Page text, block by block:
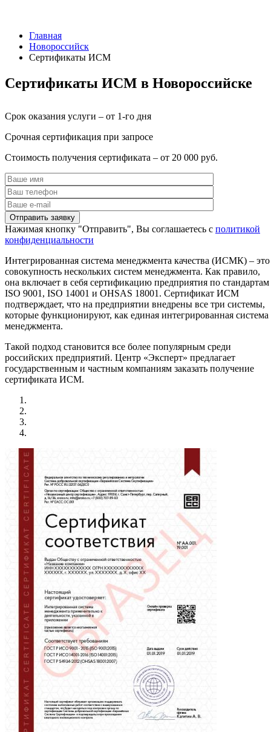
Главная
Новороссийск
Сертификаты ИСМ
Сертификаты ИСМ в Новороссийске
Срок оказания услуги – от 1-го дня
Срочная сертификация при запросе
Стоимость получения сертификата – от 20 000 руб.
Нажимая кнопку "Отправить", Вы соглашаетесь с политикой
конфиденциальности
Интегрированная система менеджмента качества (ИСМК) – это
совокупность нескольких систем менеджмента. Как правило,
она включает в себя сертификацию предприятия по стандартам
ISO 9001, ISO 14001 и OHSAS 18001. Сертификат ИСМ
подтверждает, что на предприятии внедрены все три системы,
которые функционируют, как единая интегрированная система
менеджмента.
Такой подход становится все более популярным среди
российских предприятий. Центр «Эксперт» предлагает
государственным и частным компаниям заказать получение
сертификата ИСМ.